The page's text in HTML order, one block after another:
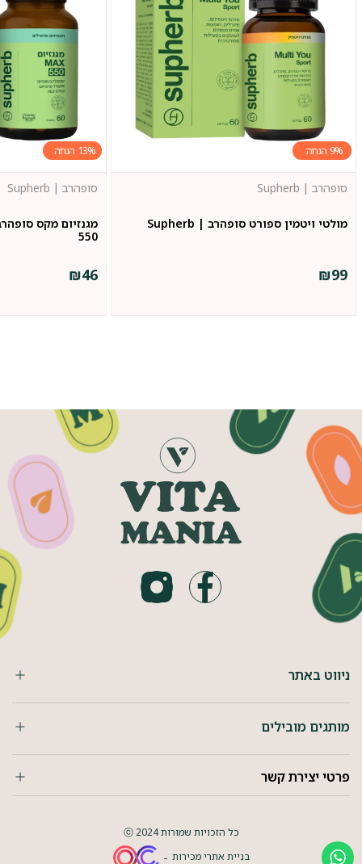
9%
מולטי ויטמין ספורט סופהרב | Supherb
סופהרב | Supherb
₪99
13%
550
סופהרב | Supherb
₪46
ניווט באתר
מותגים מובילים
פרטי יצירת קשר
בניית אתרי מכירות
כל הזכויות שמורות 2024 ⓒ